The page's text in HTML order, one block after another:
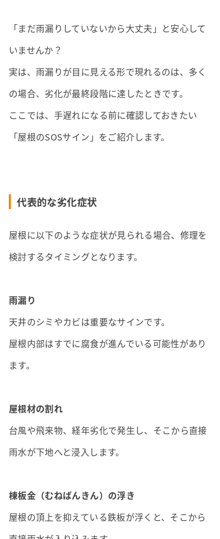
「まだ雨漏りしていないから大丈夫」と安心して
いませんか？
実は、雨漏りが目に見える形で現れるのは、多く
の場合、劣化が最終段階に達したときです。
ここでは、手遅れになる前に確認しておきたい
「屋根のSOSサイン」をご紹介します。
代表的な劣化症状
屋根に以下のような症状が見られる場合、修理を
検討するタイミングとなります。
雨漏り
天井のシミやカビは重要なサインです。
屋根内部はすでに腐食が進んでいる可能性があり
ます。
屋根材の割れ
台風や飛来物、経年劣化で発生し、そこから直接
雨水が下地へと浸入します。
棟板金（むねばんきん）の浮き
屋根の頂上を抑えている鉄板が浮くと、そこから